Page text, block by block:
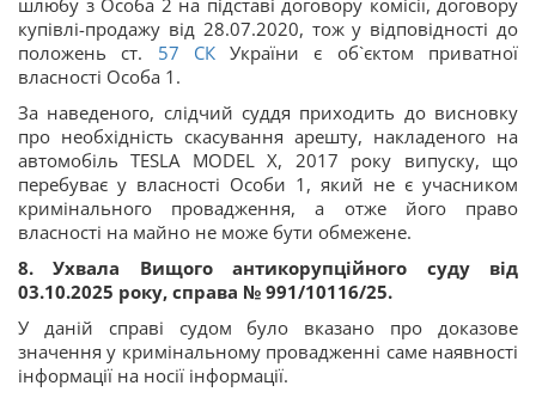
шлюбу з Особа 2 на підставі договору комісії, договору
купівлі-продажу від 28.07.2020, тож у відповідності до
положень ст. 57 СКУкраїни є об`єктом приватної
власності Особа 1.
За наведеного, слідчий суддя приходить до висновку
про необхідність скасування арешту, накладеного на
автомобіль TESLA MODEL X, 2017 року випуску, що
перебуває у власності Особи 1, який не є учасником
кримінального провадження, а отже його право
власності на майно не може бути обмежене.
8. Ухвала Вищого антикорупційного суду від
03.10.2025 року, справа № 991/10116/25.
У даній справі судом було вказано про доказове
значення у кримінальному провадженні саме наявності
інформації на носії інформації.